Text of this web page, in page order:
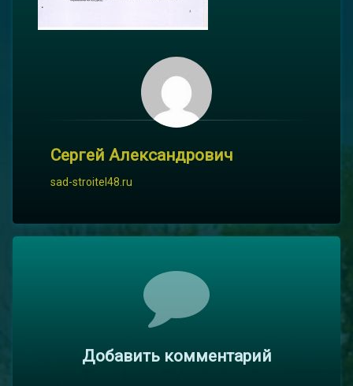
Сергей Александрович
sad-stroitel48.ru
Добавить комментарий